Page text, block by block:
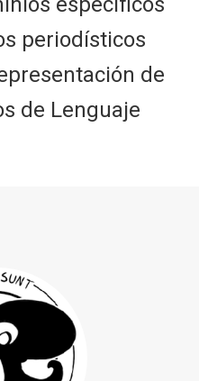
periodísticos
de
de Lenguaje